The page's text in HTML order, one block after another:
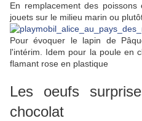
En remplacement des
jouets sur le milieu marin ou
Pour évoquer le lapin de
l'intérim. Idem pour la poule en
flamant rose en plastique
Les oeufs
chocolat